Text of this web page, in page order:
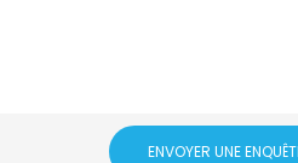
ENVOYER UNE